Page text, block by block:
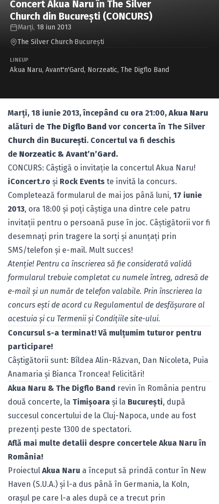
Concert Akua Naru în The Silver
Church din Bucureşti (CONCURS)
Marți, 18 iun 2013
The Silver Church·Bucureşti
LINEUP
Akua Naru, Avant'n'Gard, Norzeatic, The Digflo Band
Marţi, 18 iunie 2013, începând cu ora 21:00,Akua Naru
alături de The Digflo Band vor concerta în The Silver
Church din Bucureşti. Concertul va fi deschis
de Norzeatic & Avant’n’Gard.
CONCURS: Câştigă o invitaţie la concertul Akua Naru!
iConcert.ro şi Rock Events te invită la concurs.
Completează formularul de mai jos până luni, 17 iunie
2013, ora 18:00 şi poţi câştiga una dintre cele patru
invitaţii pentru o persoană puse în joc. Câştigătorii vor fi
desemnaţi prin tragere la sorţi şi anunţaţi prin
SMS/telefon şi e-mail. Mult succes!
Atenţie! Pentru ca înscrierea să fie considerată validă
formularul trebuie completat cu numele întreg, adresă de
e-mail şi un număr de telefon valabile. Prin înscrierea la
concurs eşti de acord cu Regulamentul de desfăşurare al
acestuia şi cu Termenii şi Condiţiile site-ului.
Concursul s-a terminat! Vă mulţumim tuturor pentru
participare!
Câştigătorii sunt: Bîldea Alin-Răzvan, Dan Nicoleta, Puia
Anamaria şi Bianca Troncea! Felicitări!
Akua Naru & The Digflo Band revin în România pentru
două concerte, la Timişoara şi la Bucureşti, după
succesul concertului de la Cluj-Napoca, unde au fost
prezenţi peste 1300 de spectatori.
Află mai multe detalii despre concertele Akua Naru în
România!
Proiectul Akua Naru a început să prindă contur în New
Haven (S.U.A.) şi l-a dus până în Germania, la Koln,
oraşul pe care l-a ales după ce a trecut prin